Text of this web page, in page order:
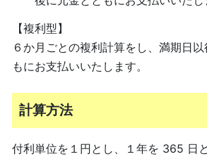
【複利型】
６か月ごとの複利計算をし、満期日
もにお支払いいたします。
計算方法
付利単位を１円とし、１年を 365 日